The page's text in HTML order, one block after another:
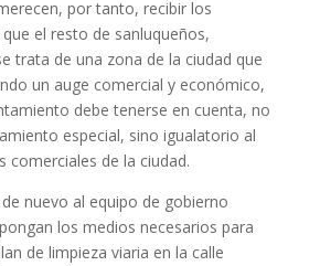
por tanto, recibir los
el resto de sanluqueños,
trata de una zona de la ciudad que
un auge comercial y económico,
debe tenerse en cuenta, no
especial, sino igualatorio al
comerciales de la ciudad.
nuevo al equipo de gobierno
los medios necesarios para
de limpieza viaria en la calle